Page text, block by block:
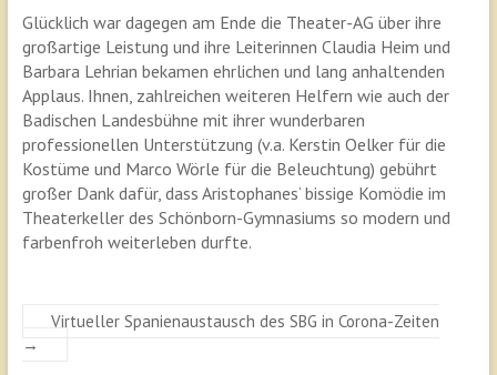
Glücklich war dagegen am Ende die Theater-AG über ihre
großartige Leistung und ihre Leiterinnen Claudia Heim und
Barbara Lehrian bekamen ehrlichen und lang anhaltenden
Applaus. Ihnen, zahlreichen weiteren Helfern wie auch der
Badischen Landesbühne mit ihrer wunderbaren
professionellen Unterstützung (v.a. Kerstin Oelker für die
Kostüme und Marco Wörle für die Beleuchtung) gebührt
großer Dank dafür, dass Aristophanes‘ bissige Komödie im
Theaterkeller des Schönborn-Gymnasiums so modern und
farbenfroh weiterleben durfte.
Virtueller Spanienaustausch des SBG in Corona-Zeiten
→